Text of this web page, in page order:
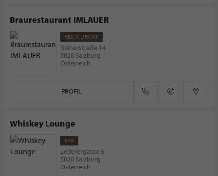
Braurestaurant IMLAUER
RESTAURANT
Rainerstraße 14
5020 Salzburg
Österreich
PROFIL
Whiskey Lounge
BAR
Lederergasse 6
5020 Salzburg
Österreich